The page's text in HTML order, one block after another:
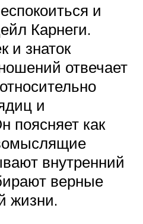
и
Карнеги.
и знаток
отвечает
и
поясняет как
внутренний
верные
жизни.